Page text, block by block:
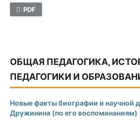
PDF
ОБЩАЯ ПЕДАГОГИКА,
ПЕДАГОГИКИ И
Новые факты биографии и научной
Дружинина (по его воспоминаниям)